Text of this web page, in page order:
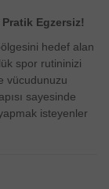
Egzersiz!
hedef alan
spor rutininizi
vücudunuzu
sayesinde
isteyenler